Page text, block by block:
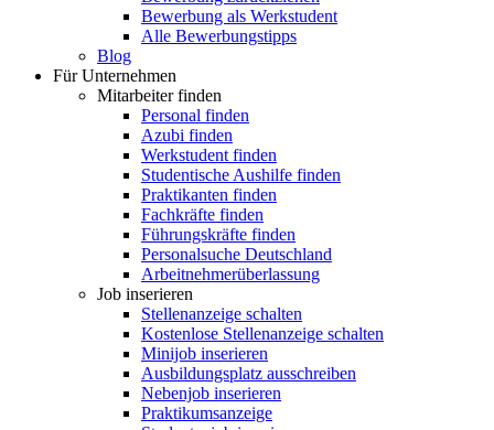
Bewerbung als Werkstudent
Alle Bewerbungstipps
Blog
Für Unternehmen
Mitarbeiter finden
Personal finden
Azubi finden
Werkstudent finden
Studentische Aushilfe finden
Praktikanten finden
Fachkräfte finden
Führungskräfte finden
Personalsuche Deutschland
Arbeitnehmerüberlassung
Job inserieren
Stellenanzeige schalten
Kostenlose Stellenanzeige schalten
Minijob inserieren
Ausbildungsplatz ausschreiben
Nebenjob inserieren
Praktikumsanzeige